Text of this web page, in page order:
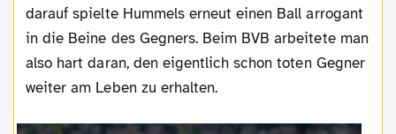
darauf spielte Hummels erneut einen Ball arrogant
in die Beine des Gegners. Beim BVB arbeitete man
also hart daran, den eigentlich schon toten Gegner
weiter am Leben zu erhalten.